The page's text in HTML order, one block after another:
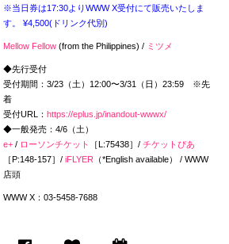
※当日券は17:30よりWWW X受付にて販売いたしま
す。 ¥4,500(ドリンク代別)
Mellow Fellow(from the Philippines) / ミツメ
◆先行受付
受付期間：3/23（土）12:00〜3/31（日）23:59 ※先
着
受付URL： https://eplus.jp/inandout-wwwx/
◆一般発売：4/6（土）
e+/ ローソンチケット ［L:75438］/ チケットぴあ
［P:148-157］/ iFLYER（*English available） / WWW
店頭
WWW X：03-5458-7688